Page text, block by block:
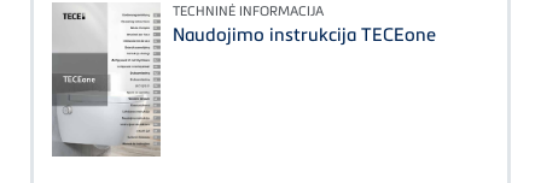
TECHNINĖ INFORMACIJA
Naudojimo instrukcija TECEone